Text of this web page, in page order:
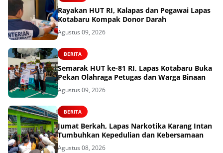
Rayakan HUT RI, Kalapas dan Pegawai Lapas
Kotabaru Kompak Donor Darah
Agustus 09, 2026
BERITA
Semarak HUT ke-81 RI, Lapas Kotabaru Buka
Pekan Olahraga Petugas dan Warga Binaan
Agustus 09, 2026
BERITA
Jumat Berkah, Lapas Narkotika Karang Intan
Tumbuhkan Kepedulian dan Kebersamaan
Agustus 08, 2026